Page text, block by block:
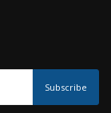
Subscribe